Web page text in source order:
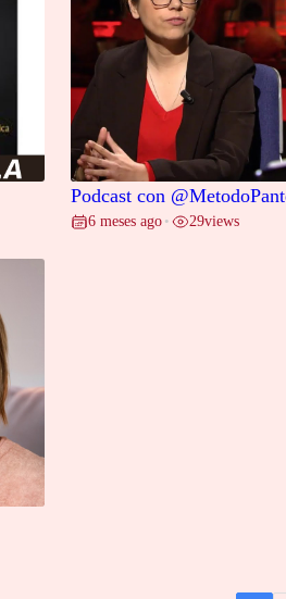
Podcast con
6 meses ago • 29views